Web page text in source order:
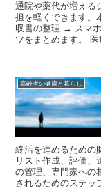
通院や薬代が増える
担を軽くできます
収書の整理 → スマ
ツをまとめます。
高齢者の健康と暮らし
終活を進めるための
リスト作成、評価、
の管理、専門家への
されるためのステッ